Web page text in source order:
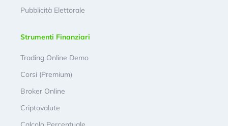
Pubblicità Elettorale
Strumenti Finanziari
Trading Online Demo
Corsi (Premium)
Broker Online
Criptovalute